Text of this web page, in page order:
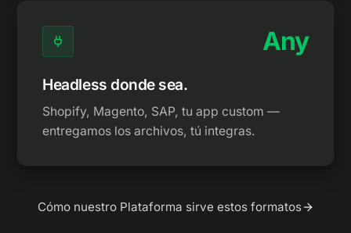
Any
Headless donde sea.
Shopify, Magento, SAP, tu app custom —
entregamos los archivos, tú integras.
Cómo nuestro Plataforma sirve estos formatos